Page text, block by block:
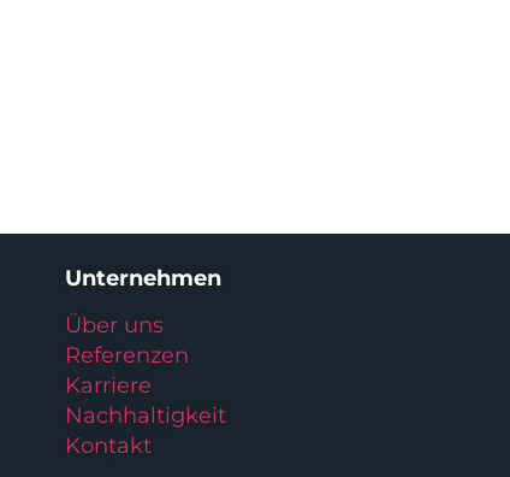
Unternehmen
Über uns
Referenzen
Karriere
Nachhaltigkeit
Kontakt